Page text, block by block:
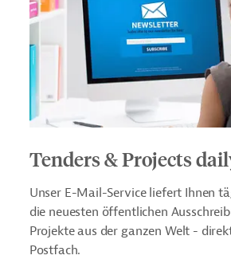
Tenders & Projects
Unser E-Mail-Service liefert Ihnen
die neuesten öffentlichen
Projekte aus der ganzen Welt -
Postfach.